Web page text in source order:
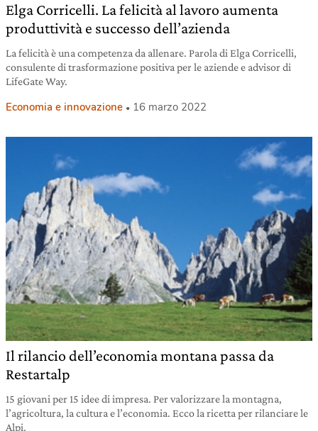
Elga Corricelli. La felicità al lavoro aumenta
produttività e successo dell’azienda
La felicità è una competenza da allenare. Parola di Elga Corricelli,
consulente di trasformazione positiva per le aziende e advisor di
LifeGate Way.
Economia e innovazione 16 marzo 2022
Il rilancio dell’economia montana passa da
Restartalp
15 giovani per 15 idee di impresa. Per valorizzare la montagna,
l’agricoltura, la cultura e l’economia. Ecco la ricetta per rilanciare le
Alpi.